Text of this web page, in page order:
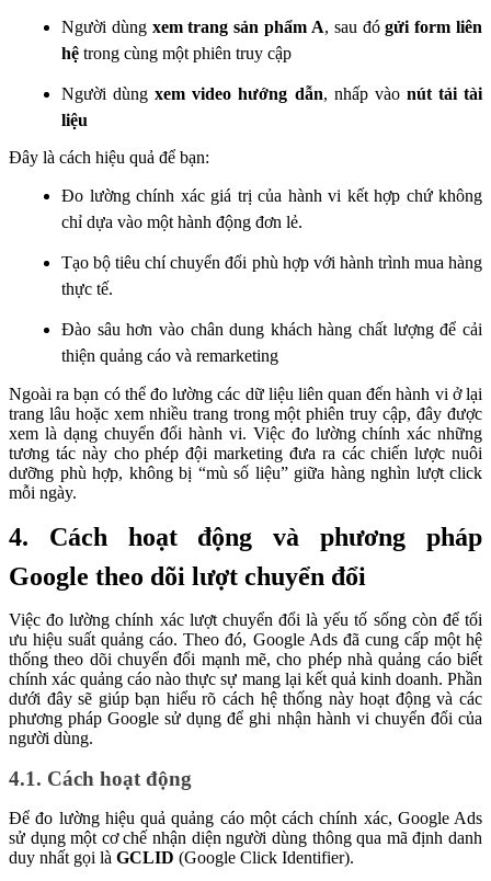
Người dùng xem trang sản phẩm A, sau đógửi form liên
hệ trong cùng một phiên truy cập
Người dùngxem video hướng dẫn, nhấp vào nút tải tài
liệu
Đây là cách hiệu quả để bạn:
Đo lường chính xác giá trị của hành vi kết hợp chứ không
chỉ dựa vào một hành động đơn lẻ.
Tạo bộ tiêu chí chuyển đổi phù hợp với hành trình mua hàng
thực tế.
Đào sâu hơn vào chân dung khách hàng chất lượng để cải
thiện quảng cáo và remarketing
Ngoài ra bạn có thể đo lường các dữ liệu liên quan đến hành vi ở lại
trang lâu hoặc xem nhiều trang trong một phiên truy cập, đây được
xem là dạng chuyển đổi hành vi. Việc đo lường chính xác những
tương tác này cho phép đội marketing đưa ra các chiến lược nuôi
dưỡng phù hợp, không bị “mù số liệu” giữa hàng nghìn lượt click
mỗi ngày.
4. Cách hoạt động và phương pháp
Google theo dõi lượt chuyển đổi
Việc đo lường chính xác lượt chuyển đổi là yếu tố sống còn để tối
ưu hiệu suất quảng cáo. Theo đó, Google Ads đã cung cấp một hệ
thống theo dõi chuyển đổi mạnh mẽ, cho phép nhà quảng cáo biết
chính xác quảng cáo nào thực sự mang lại kết quả kinh doanh. Phần
dưới đây sẽ giúp bạn hiểu rõ cách hệ thống này hoạt động và các
phương pháp Google sử dụng để ghi nhận hành vi chuyển đổi của
người dùng.
4.1. Cách hoạt động
Để đo lường hiệu quả quảng cáo một cách chính xác, Google Ads
sử dụng một cơ chế nhận diện người dùng thông qua mã định danh
duy nhất gọi là GCLID (Google Click Identifier).